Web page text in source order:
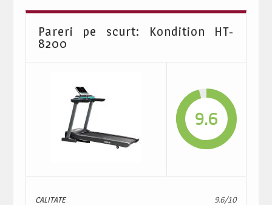
Pareri pe scurt: Kondition HT-
8200
9.6
CALITATE 9.6/10